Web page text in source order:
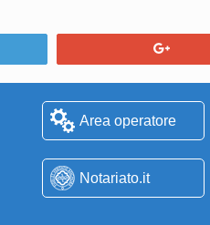
Area operatore
Notariato.it